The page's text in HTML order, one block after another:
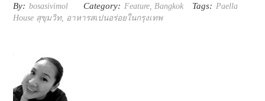
By: bosasivimol Category: Feature Bangkok Tags: Paella
House สุขุมวิท, อาหารสเปนอร่อยในกรุงเทพ